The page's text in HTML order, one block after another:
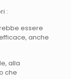
:
essere
anche
alla
che